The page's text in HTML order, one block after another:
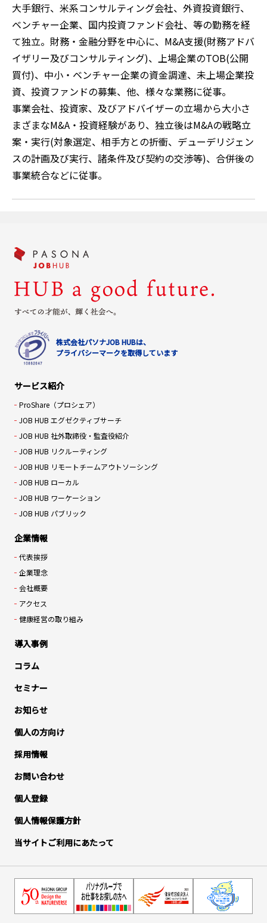
大手銀行、米系コンサルティング会社、外資投資銀行、
ベンチャー企業、国内投資ファンド会社、等の勤務を経
て独立。財務・金融分野を中心に、M&A支援(財務アドバ
イザリー及びコンサルティング)、上場企業のTOB(公開
買付)、中小・ベンチャー企業の資金調達、未上場企業投
資、投資ファンドの募集、他、様々な業務に従事。
事業会社、投資家、及びアドバイザーの立場から大小さ
まざまなM&A・投資経験があり、独立後はM&Aの戦略立
案・実行(対象選定、相手方との折衝、デューデリジェン
スの計画及び実行、諸条件及び契約の交渉等)、合併後の
事業統合などに従事。
株式会社パソナJOB HUBは、
プライバシーマークを取得しています
サービス紹介
ProShare（プロシェア）
JOB HUB エグゼクティブサーチ
JOB HUB 社外取締役・監査役紹介
JOB HUB リクルーティング
JOB HUB リモートチームアウトソーシング
JOB HUB ローカル
JOB HUB ワーケーション
JOB HUB パブリック
企業情報
代表挨拶
企業理念
会社概要
アクセス
健康経営の取り組み
導入事例
コラム
セミナー
お知らせ
個人の方向け
採用情報
お問い合わせ
個人登録
個人情報保護方針
当サイトご利用にあたって